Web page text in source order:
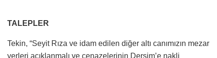
TALEPLER
Tekin, “Seyit Rıza ve idam edilen diğer altı canımızın mezar
yerleri açıklanmalı ve cenazelerinin Dersim’e nakli